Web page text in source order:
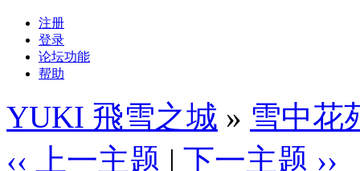
注册
登录
论坛功能
帮助
YUKI 飛雪之城 » 雪中花
‹‹ 上一主题 | 下一主题 ››